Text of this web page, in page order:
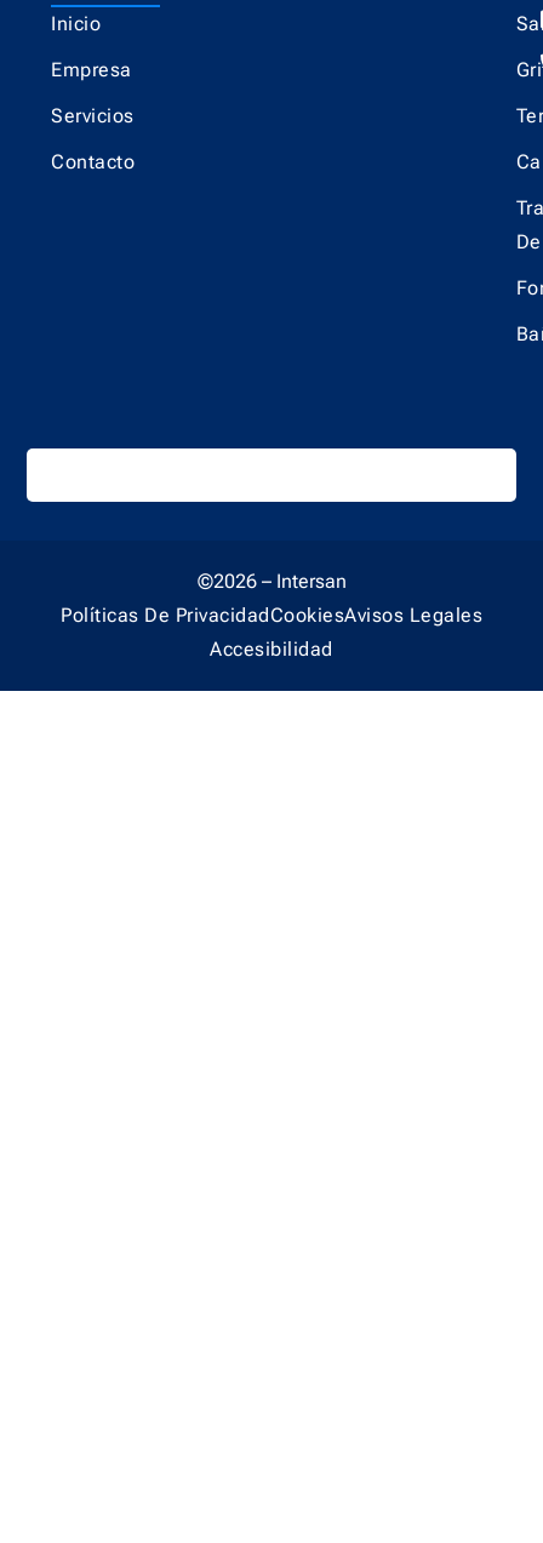
Inicio
Empresa
Servicios
Contacto
©2026 – Intersan
Políticas De PrivacidadCookiesAvisos Legales
Accesibilidad